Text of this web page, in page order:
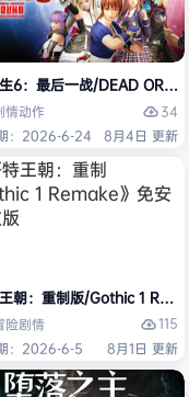
生6：最后一战/DEAD OR
情动作
34
：2026-6-24
8月4日 更新
文版
王朝：重制版/Gothic 1
险剧情
115
：2026-6-5
8月1日 更新